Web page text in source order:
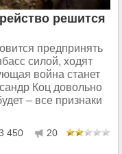
решится
предпринять
силой, ходят
война станет
Коц довольно
– все признаки
450 20